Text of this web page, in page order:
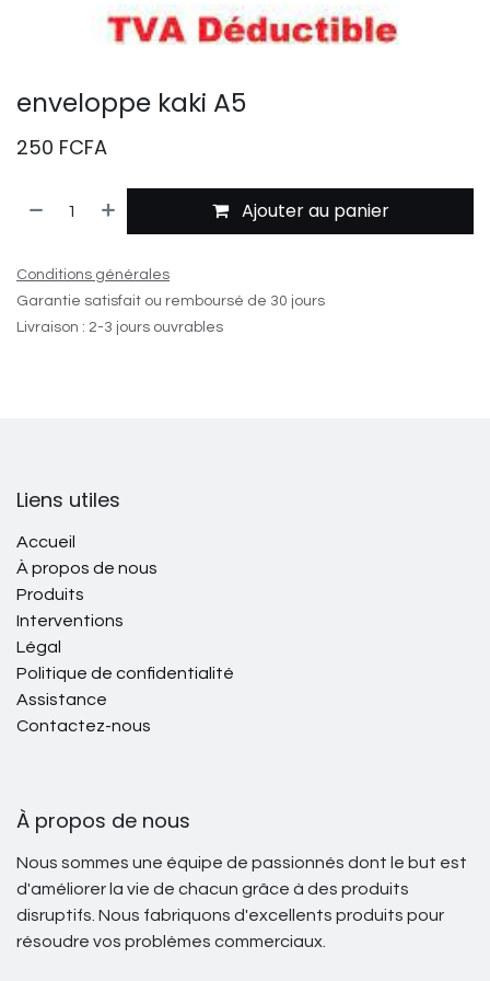
enveloppe kaki A5
250 FCFA
Ajouter au panier
Conditions générales
Garantie satisfait ou remboursé de 30 jours
Livraison : 2-3 jours ouvrables
Liens utiles
Accueil
À propos de nous
Produits
Interventions
Légal
Politique de confidentialité
Assistance
Contactez-nous
À propos de nous
Nous sommes une équipe de passionnés dont le but est
d'améliorer la vie de chacun grâce à des produits
disruptifs. Nous fabriquons d'excellents produits pour
résoudre vos problèmes commerciaux.